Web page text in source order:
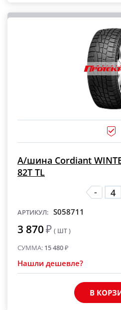
А/шина Cordiant
82T TL
-
АРТИКУЛ: S058711
3 870₽ ( ШТ )
СУММА: 15 480₽
Нашли дешевле?
В